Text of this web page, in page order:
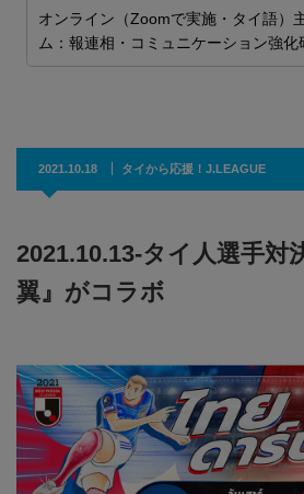
オンライン（Zoomで実施・タイ語）
ム：報連相・コミュニケーション強
2021.10.18 タイから応援！J.LEAGUE
2021.10.13-タイ人選手対
翼』がコラボ